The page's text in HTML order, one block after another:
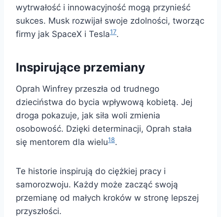
wytrwałość i innowacyjność mogą przynieść
sukces. Musk rozwijał swoje zdolności, tworząc
firmy jak SpaceX i Tesla17.
Inspirujące przemiany
Oprah Winfrey przeszła od trudnego
dzieciństwa do bycia wpływową kobietą. Jej
droga pokazuje, jak siła woli zmienia
osobowość. Dzięki determinacji, Oprah stała
się mentorem dla wielu18.
Te historie inspirują do ciężkiej pracy i
samorozwoju. Każdy może zacząć swoją
przemianę od małych kroków w stronę lepszej
przyszłości.